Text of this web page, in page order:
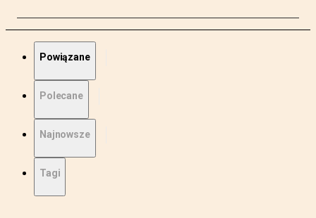
Powiązane
Polecane
Najnowsze
Tagi